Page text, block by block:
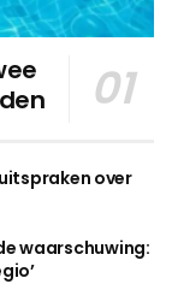
over
waarschuwing: